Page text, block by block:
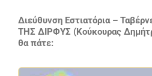
Διεύθυνση Εστιατόρια –
ΤΗΣ ΔΙΡΦΥΣ (Κούκουρας
θα πάτε: